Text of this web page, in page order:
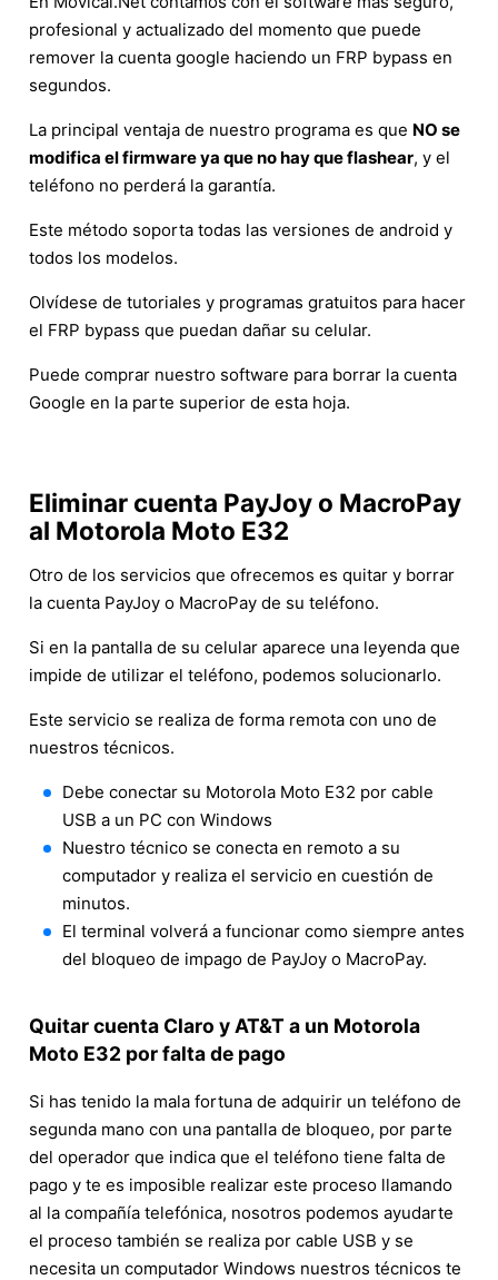
profesional y actualizado del momento que puede
remover la cuenta google haciendo un FRP bypass en
segundos.
La principal ventaja de nuestro programa es que NO se
modifica el firmware ya que no hay que flashear, y el
teléfono no perderá la garantía.
Este método soporta todas las versiones de android y
todos los modelos.
Olvídese de tutoriales y programas gratuitos para hacer
el FRP bypass que puedan dañar su celular.
Puede comprar nuestro software para borrar la cuenta
Google en la parte superior de esta hoja.
Eliminar cuenta PayJoy o MacroPay
al Motorola Moto E32
Otro de los servicios que ofrecemos es quitar y borrar
la cuenta PayJoy o MacroPay de su teléfono.
Si en la pantalla de su celular aparece una leyenda que
impide de utilizar el teléfono, podemos solucionarlo.
Este servicio se realiza de forma remota con uno de
nuestros técnicos.
Debe conectar su Motorola Moto E32 por cable
USB a un PC con Windows
Nuestro técnico se conecta en remoto a su
computador y realiza el servicio en cuestión de
minutos.
El terminal volverá a funcionar como siempre antes
del bloqueo de impago de PayJoy o MacroPay.
Quitar cuenta Claro y AT&T a un Motorola
Moto E32 por falta de pago
Si has tenido la mala fortuna de adquirir un teléfono de
segunda mano con una pantalla de bloqueo, por parte
del operador que indica que el teléfono tiene falta de
pago y te es imposible realizar este proceso llamando
al la compañía telefónica, nosotros podemos ayudarte
el proceso también se realiza por cable USB y se
necesita un computador Windows nuestros técnicos te